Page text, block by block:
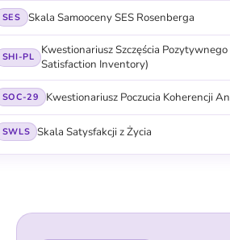
SES Skala Samooceny SES Rosenberga
SHI-PL
Kwestionariusz Szczęścia
Satisfaction Inventory)
SOC-29 Kwestionariusz Poczucia Koherencji
SWLS Skala Satysfakcji z Życia